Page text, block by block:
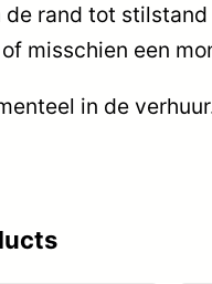
de rand tot
misschien een
in de